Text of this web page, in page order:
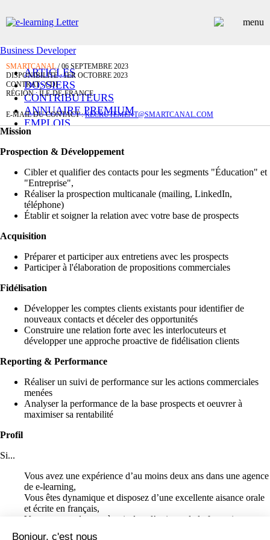
Bonjour, c'est nous
ARTICLES
DOSSIERS
CONTRIBUTEURS
ANNUAIRE PREMIUM
EMPLOIS
ÉVÉNEMENTS
COMMUNIQUÉS
INSCRIPTION NEWSLETTER
Business Developer
SMARTCANAL / 06 SEPTEMBRE 2023
DISPONIBILITÉ : 1ER OCTOBRE 2023
CONTRAT : CDI
RÉGION : ÎLE-DE-FRANCE
E-MAIL DU CONTACT :RECRUTEMENT@SMARTCANAL.COM
Mission
Prospection & Développement
Cibler et qualifier des contacts pour les segments "Éducation" et
"Entreprise",
Réaliser la prospection multicanale (mailing, LinkedIn,
téléphone)
Établir et soigner la relation avec votre base de prospects
Acquisition
Préparer et participer aux entretiens avec les prospects
Participer à l'élaboration de propositions commerciales
Fidélisation
Développer les comptes clients existants pour identifier de
nouveaux contacts et déceler des opportunités
Construire une relation forte avec les interlocuteurs et
développer une approche proactive de fidélisation clients
Reporting & Performance
Réaliser un suivi de performance sur les actions commerciales
menées
Analyser la performance de la base prospects et oeuvrer à
maximiser sa rentabilité
Profil
Si...
Vous avez une expérience d’au moins deux ans dans une agence
de e-learning,
Vous êtes dynamique et disposez d’une excellente aisance orale
et écrite en français,
Vous trouvez du sens à agir dans l’univers de la formation,